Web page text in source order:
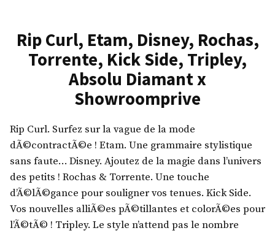
E
t
a
m
i
e
g
o
R
e
i
Rip Curl, Etam, Disney, Rochas,
Torrente, Kick Side, Tripley,
Absolu Diamant x
Showroomprive
Rip Curl. Surfez sur la vague de la mode
dÃ©contractÃ©e ! Etam. Une grammaire stylistique
sans faute… Disney. Ajoutez de la magie dans l’univers
des petits ! Rochas & Torrente. Une touche
d’Ã©lÃ©gance pour souligner vos tenues. Kick Side.
Vos nouvelles alliÃ©es pÃ©tillantes et colorÃ©es pour
l’Ã©tÃ© ! Tripley. Le style n’attend pas le nombre